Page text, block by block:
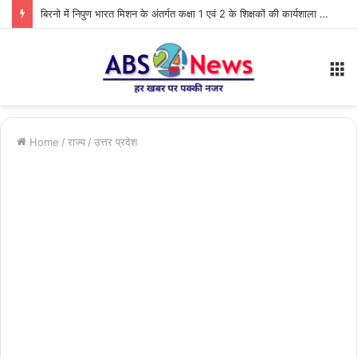
बिरनो में निपुण भारत मिशन के अंतर्गत कक्षा 1 एवं 2 के शिक्षकों की कार्यशाला आयोजित
Home / राज्य / उत्तर प्रदेश